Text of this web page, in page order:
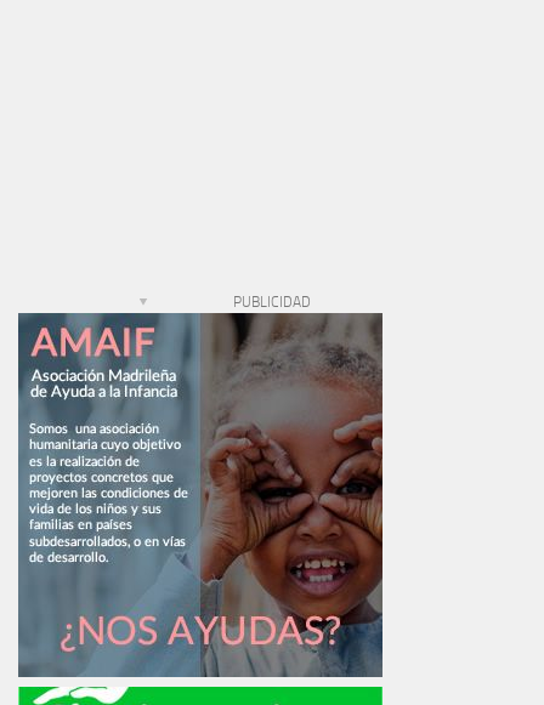
PUBLICIDAD